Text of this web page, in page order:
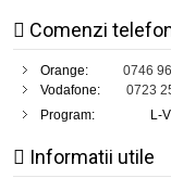
Comenzi
Orange:
0746
Vodafone:
0723
Program:
L-
Informatii utile